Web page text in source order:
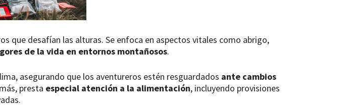
que desafían las alturas. Se enfoca en aspectos vitales como abrigo,
de la vida en entornos montañosos.
asegurando que los aventureros estén resguardados ante cambios
presta especial atención a la alimentación, incluyendo provisiones